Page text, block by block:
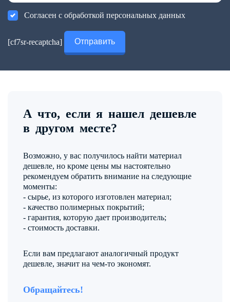
Согласен с обработкой персональных данных
[cf7sr-recaptcha]
А что, если я нашел дешевле
в другом месте?
Возможно, у вас получилось найти материал
дешевле, но кроме цены мы настоятельно
рекомендуем обратить внимание на следующие
моменты:
- сырье, из которого изготовлен материал;
- качество полимерных покрытий;
- гарантия, которую дает производитель;
- стоимость доставки.
Если вам предлагают аналогичный продукт
дешевле, значит на чем-то экономят.
Обращайтесь!